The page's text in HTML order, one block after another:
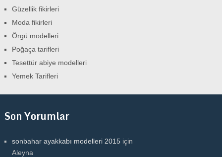
Güzellik fikirleri
Moda fikirleri
Örgü modelleri
Poğaça tarifleri
Tesettür abiye modelleri
Yemek Tarifleri
Son Yorumlar
sonbahar ayakkabı modelleri 2015için
Aleyna